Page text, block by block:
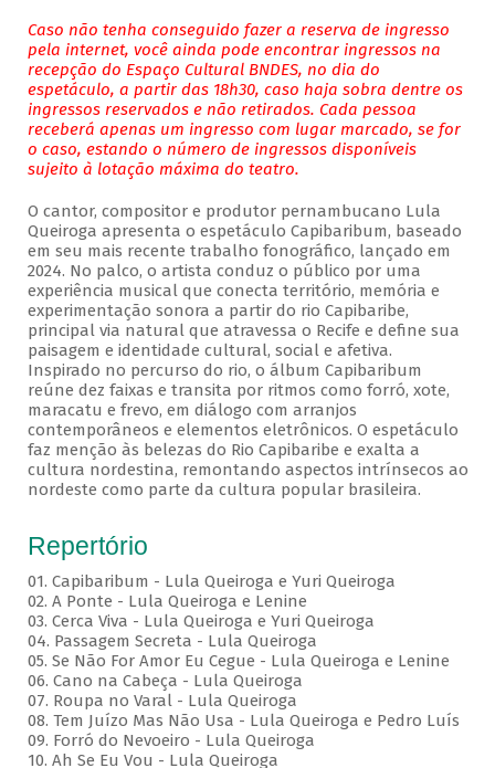
Caso não tenha conseguido fazer a reserva de ingresso
pela internet, você ainda pode encontrar ingressos na
recepção do Espaço Cultural BNDES, no dia do
espetáculo, a partir das 18h30, caso haja sobra dentre os
ingressos reservados e não retirados. Cada pessoa
receberá apenas um ingresso com lugar marcado, se for
o caso, estando o número de ingressos disponíveis
sujeito à lotação máxima do teatro.
O cantor, compositor e produtor pernambucano Lula
Queiroga apresenta o espetáculo Capibaribum, baseado
em seu mais recente trabalho fonográfico, lançado em
2024. No palco, o artista conduz o público por uma
experiência musical que conecta território, memória e
experimentação sonora a partir do rio Capibaribe,
principal via natural que atravessa o Recife e define sua
paisagem e identidade cultural, social e afetiva.
Inspirado no percurso do rio, o álbum Capibaribum
reúne dez faixas e transita por ritmos como forró, xote,
maracatu e frevo, em diálogo com arranjos
contemporâneos e elementos eletrônicos. O espetáculo
faz menção às belezas do Rio Capibaribe e exalta a
cultura nordestina, remontando aspectos intrínsecos ao
nordeste como parte da cultura popular brasileira.
Repertório
01. Capibaribum - Lula Queiroga e Yuri Queiroga
02. A Ponte - Lula Queiroga e Lenine
03. Cerca Viva - Lula Queiroga e Yuri Queiroga
04. Passagem Secreta - Lula Queiroga
05. Se Não For Amor Eu Cegue - Lula Queiroga e Lenine
06. Cano na Cabeça - Lula Queiroga
07. Roupa no Varal - Lula Queiroga
08. Tem Juízo Mas Não Usa - Lula Queiroga e Pedro Luís
09. Forró do Nevoeiro - Lula Queiroga
10. Ah Se Eu Vou - Lula Queiroga